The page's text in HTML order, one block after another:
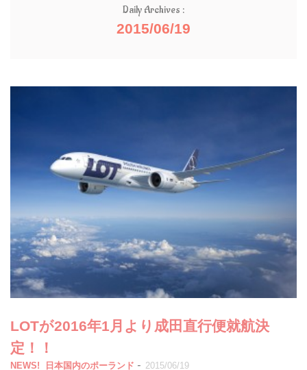
Daily Archives :
2015/06/19
LOTが2016年1月より成田直行便就航決
定！！
NEWS! 日本国内のポーランド - 2015/06/19